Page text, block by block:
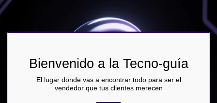
Bienvenido a la Tecno-guía
El lugar donde vas a encontrar todo para ser el
vendedor que tus clientes merecen